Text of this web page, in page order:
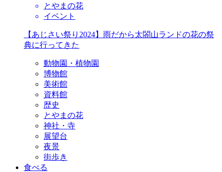
とやまの花
イベント
【あじさい祭り2024】雨だから太閤山ランドの花の祭
典に行ってきた
動物園・植物園
博物館
美術館
資料館
歴史
とやまの花
神社・寺
展望台
夜景
街歩き
食べる